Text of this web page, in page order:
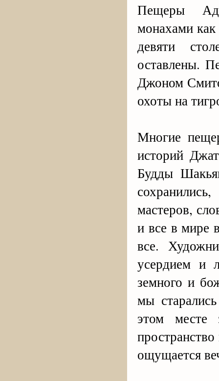
Пещеры
монахами
девяти
оставлены.
Джоном
охоты на
Многие
историй
Будды
мастеров,
и все в мире
все.
усердием и
земного и
мы
этом месте
ощущается